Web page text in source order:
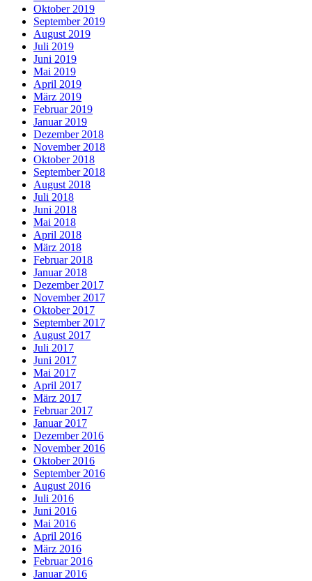
Oktober 2019
September 2019
August 2019
Juli 2019
Juni 2019
Mai 2019
April 2019
März 2019
Februar 2019
Januar 2019
Dezember 2018
November 2018
Oktober 2018
September 2018
August 2018
Juli 2018
Juni 2018
Mai 2018
April 2018
März 2018
Februar 2018
Januar 2018
Dezember 2017
November 2017
Oktober 2017
September 2017
August 2017
Juli 2017
Juni 2017
Mai 2017
April 2017
März 2017
Februar 2017
Januar 2017
Dezember 2016
November 2016
Oktober 2016
September 2016
August 2016
Juli 2016
Juni 2016
Mai 2016
April 2016
März 2016
Februar 2016
Januar 2016